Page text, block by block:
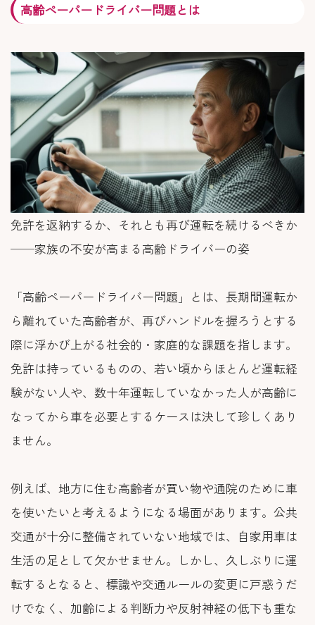
高齢ペーパードライバー問題とは
免許を返納するか、それとも再び運転を続けるべきか
──家族の不安が高まる高齢ドライバーの姿
「高齢ペーパードライバー問題」とは、長期間運転か
ら離れていた高齢者が、再びハンドルを握ろうとする
際に浮かび上がる社会的・家庭的な課題を指します。
免許は持っているものの、若い頃からほとんど運転経
験がない人や、数十年運転していなかった人が高齢に
なってから車を必要とするケースは決して珍しくあり
ません。
例えば、地方に住む高齢者が買い物や通院のために車
を使いたいと考えるようになる場面があります。公共
交通が十分に整備されていない地域では、自家用車は
生活の足として欠かせません。しかし、久しぶりに運
転するとなると、標識や交通ルールの変更に戸惑うだ
けでなく、加齢による判断力や反射神経の低下も重な